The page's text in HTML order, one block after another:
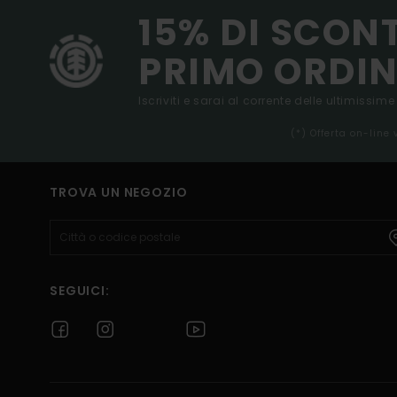
15% DI
PRIMO
Iscriviti e sarai al corrente delle
(*) Offerta on-
TROVA UN NEGOZIO
SEGUICI: